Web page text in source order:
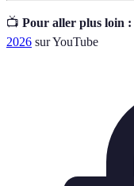
📺 Pour aller plus loin :
2026 sur YouTube